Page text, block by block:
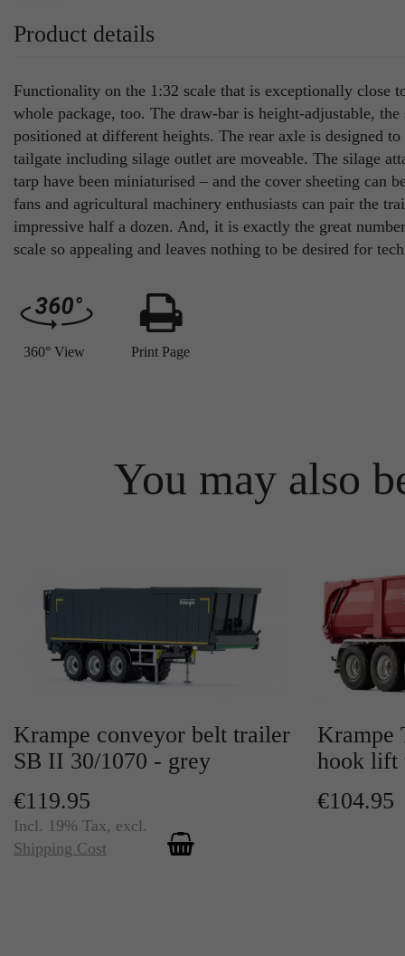
Product details
Functionality on the 1:32 scale that is exceptionally
whole package, too. The draw-bar is height-adjustable,
positioned at different heights. The rear axle is designed
tailgate including silage outlet are moveable. The silage
tarp have been miniaturised – and the cover sheeting
fans and agricultural machinery enthusiasts can pair the
impressive half a dozen. And, it is exactly the great
scale so appealing and leaves nothing to be desired for
360° View Print Page
You may also
Krampe conveyor belt trailer
SB II 30/1070 - grey
€119.95
Incl. 19% Tax, excl.
Shipping Cost
Krampe
hook lift
€104.95